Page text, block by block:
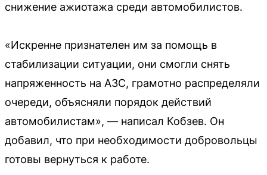
снижение ажиотажа среди автомобилистов.
«Искренне признателен им за помощь в
стабилизации ситуации, они смогли снять
напряженность на АЗС, грамотно распределяли
очереди, объясняли порядок действий
автомобилистам», — написал Кобзев. Он
добавил, что при необходимости добровольцы
готовы вернуться к работе.